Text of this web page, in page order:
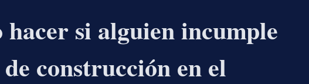
hacer si alguien incumple
construcción en el